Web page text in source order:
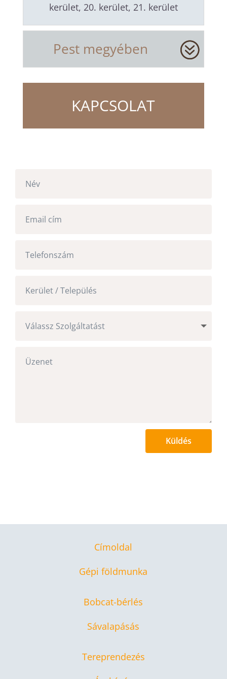
kerület, 20. kerület, 21. kerület
Pest megyében
KAPCSOLAT
Küldés
Címoldal
Gépi földmunka
Bobcat-bérlés
Sávalapásás
Tereprendezés